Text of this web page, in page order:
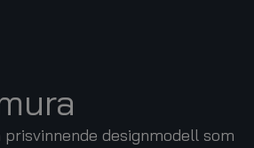
prisvinnende designmodell som